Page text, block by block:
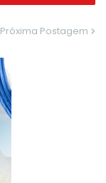
Próxima Postagem